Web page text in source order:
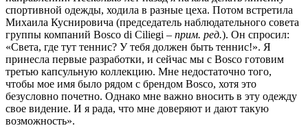
спортивной одежды, ходила в разные цеха. Потом встретила
Михаила Куснировича (председатель наблюдательного совета
группы компаний Bosco di Ciliegi – прим. ред.). Он спросил:
«Света, где тут теннис? У тебя должен быть теннис!». Я
принесла первые разработки, и сейчас мы с Bosco готовим
третью капсульную коллекцию. Мне недостаточно того,
чтобы мое имя было рядом с брендом Bosco, хотя это
безусловно почетно. Однако мне важно вносить в эту одежду
свое видение. И я рада, что мне доверяют и дают такую
возможность».